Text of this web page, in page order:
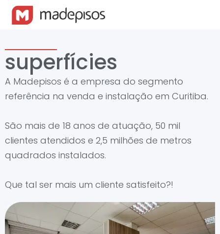
superfícies
A Madepisos é a empresa do segmento
referência na venda e instalação em Curitiba.
São mais de 18 anos de atuação, 50 mil
clientes atendidos e 2,5 milhões de metros
quadrados instalados.
Que tal ser mais um cliente satisfeito?!